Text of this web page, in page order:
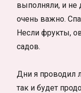
выполняли, и не
очень важно.
Несли фрукты,
садов.
Дни я проводил
так и будет